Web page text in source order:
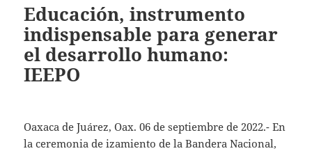
Educación, instrumento
indispensable para generar
el desarrollo humano:
IEEPO
Oaxaca de Juárez, Oax. 06 de septiembre de 2022.- En
la ceremonia de izamiento de la Bandera Nacional,